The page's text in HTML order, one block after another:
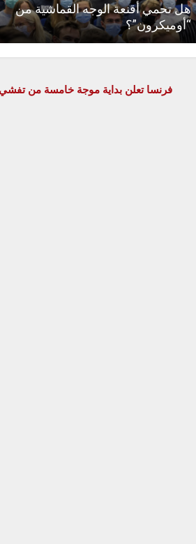
هل تحمي أقنعة الوجه القماشية من
“أوميكرون”؟
فرنسا تعلن بداية موجة خامسة من تفشي